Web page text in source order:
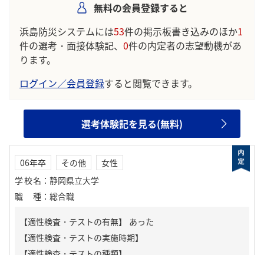
無料の会員登録すると
浜島防災システムには53件の掲示板書き込みのほか1
件の選考・面接体験記、 0件の内定者の志望動機があ
ります。
ログイン／会員登録すると閲覧できます。
選考体験記を見る(無料)
06年卒 その他
女性
学校名 ： 静岡県立大学
職種 ： 総合職
【適性検査・テストの有無】 あった